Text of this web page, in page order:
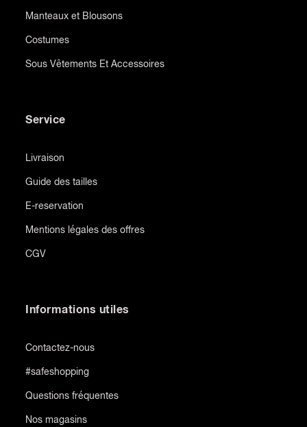
Manteaux et Blousons
Costumes
Sous Vêtements Et Accessoires
Service
Livraison
Guide des tailles
E-reservation
Mentions légales des offres
CGV
Informations utiles
Contactez-nous
#safeshopping
Questions fréquentes
Nos magasins